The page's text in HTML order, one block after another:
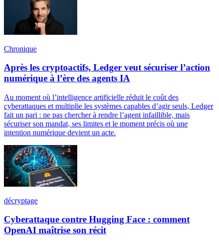
Chronique
Après les cryptoactifs, Ledger veut sécuriser l’action
numérique à l’ère des agents IA
Au moment où l’intelligence artificielle réduit le coût des
cyberattaques et multiplie les systèmes capables d’agir seuls, Ledger
fait un pari : ne pas chercher à rendre l’agent infaillible, mais
sécuriser son mandat, ses limites et le moment précis où une
intention numérique devient un acte.
décryptage
Cyberattaque contre Hugging Face : comment
OpenAI maîtrise son récit